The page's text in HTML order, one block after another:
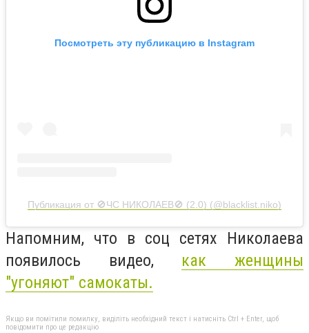
Посмотреть эту публикацию в Instagram
Публикация от 🚫ЧС НИКОЛАЕВ🚫 (2.0) (@blacklist.niko)
Напомним, что в соц сетях Николаева
появилось видео, как женщины
"угоняют" самокаты.
Якщо ви помітили помилку, виділіть необхідний текст і натисніть Ctrl + Enter, щоб
повідомити про це редакцію